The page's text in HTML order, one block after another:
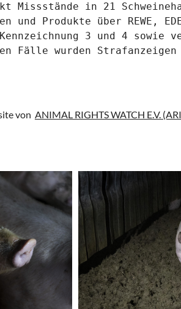
Missstände in 21
und Produkte über REWE,
Kennzeichnung 3 und 4
Fälle wurden Strafanzeigen
von ANIMAL RIGHTS WATCH E.V.